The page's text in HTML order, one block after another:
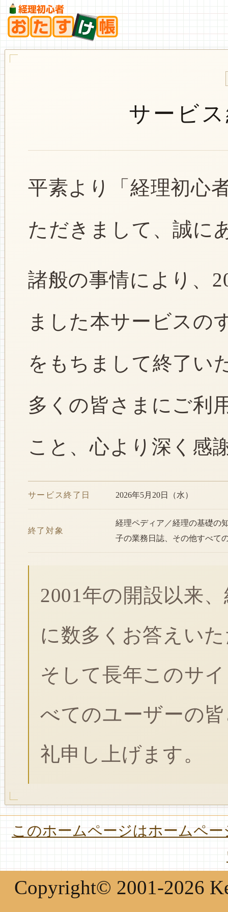
サービ
平素より「経理初心
ただきまして、誠に
諸般の事情により、
ました本サービスの
をもちまして終了い
多くの皆さまにご利
こと、心より深く感
サービス終了日 2026年5月20日（水）
終了対象
経理ペディア／経理の基礎の
子の業務日誌、その他すべて
2001年の開設以来
に数多くお答えい
そして長年このサ
べてのユーザーの
礼申し上げます。
このホームページはホームペ
Copyright© 2001-2026